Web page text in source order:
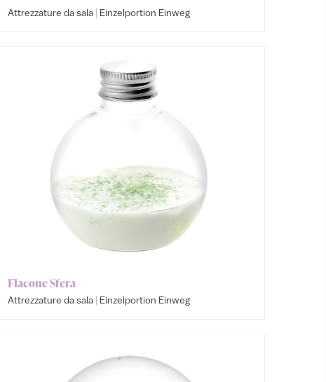
Attrezzature da sala | Einzelportion Einweg
Flacone Sfera
Attrezzature da sala | Einzelportion Einweg